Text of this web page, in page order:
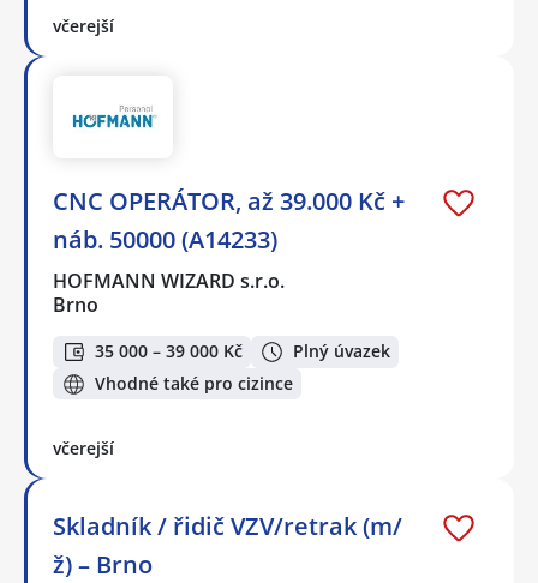
včerejší
CNC OPERÁTOR, až 39.000 Kč +
náb. 50000 (A14233)
HOFMANN WIZARD s.r.o.
Brno
35 000 – 39 000 Kč
Plný úvazek
Vhodné také pro cizince
včerejší
Skladník / řidič VZV/retrak (m/
ž) – Brno